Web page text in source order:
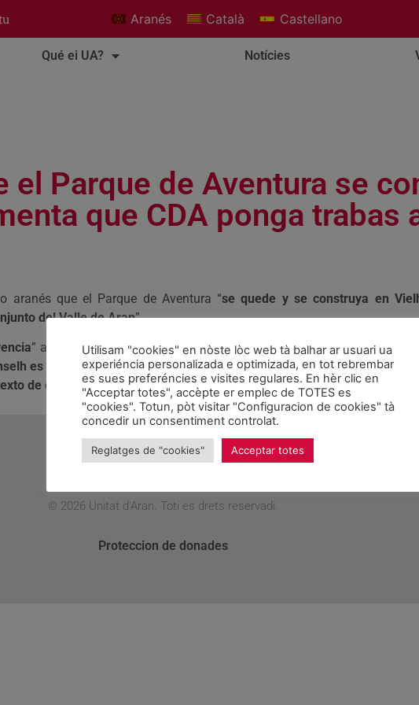
Aranés Català Castellano
Qué ei UA? Notícies
el Parque de Aventura se
que CDA ponga trabas
aranés que el Parque de Aventura “se quede y se construya en
del Valle de Aran”.
” a CDA, puesto que el alcalde de Vielha-Mijaran se había
es necesaria para contribuir a la mejora de las oportunidades de
de crisis económica”.
© 2026 Unitat d'Aran. Toti es drets reservadi.
Proteccion de donades
Utilisam "cookies" en nòste lòc web tà balhar ar usuari ua
experiéncia personalizada e optimizada, en tot rebrembar
es sues preferéncies e visites regulares. En hèr clic en
"Acceptar totes", accèpte er emplec de TOTES es
"cookies". Totun, pòt visitar "Configuracion de cookies" tà
concedir un consentiment controlat.
Reglatges de "cookies" Acceptar totes